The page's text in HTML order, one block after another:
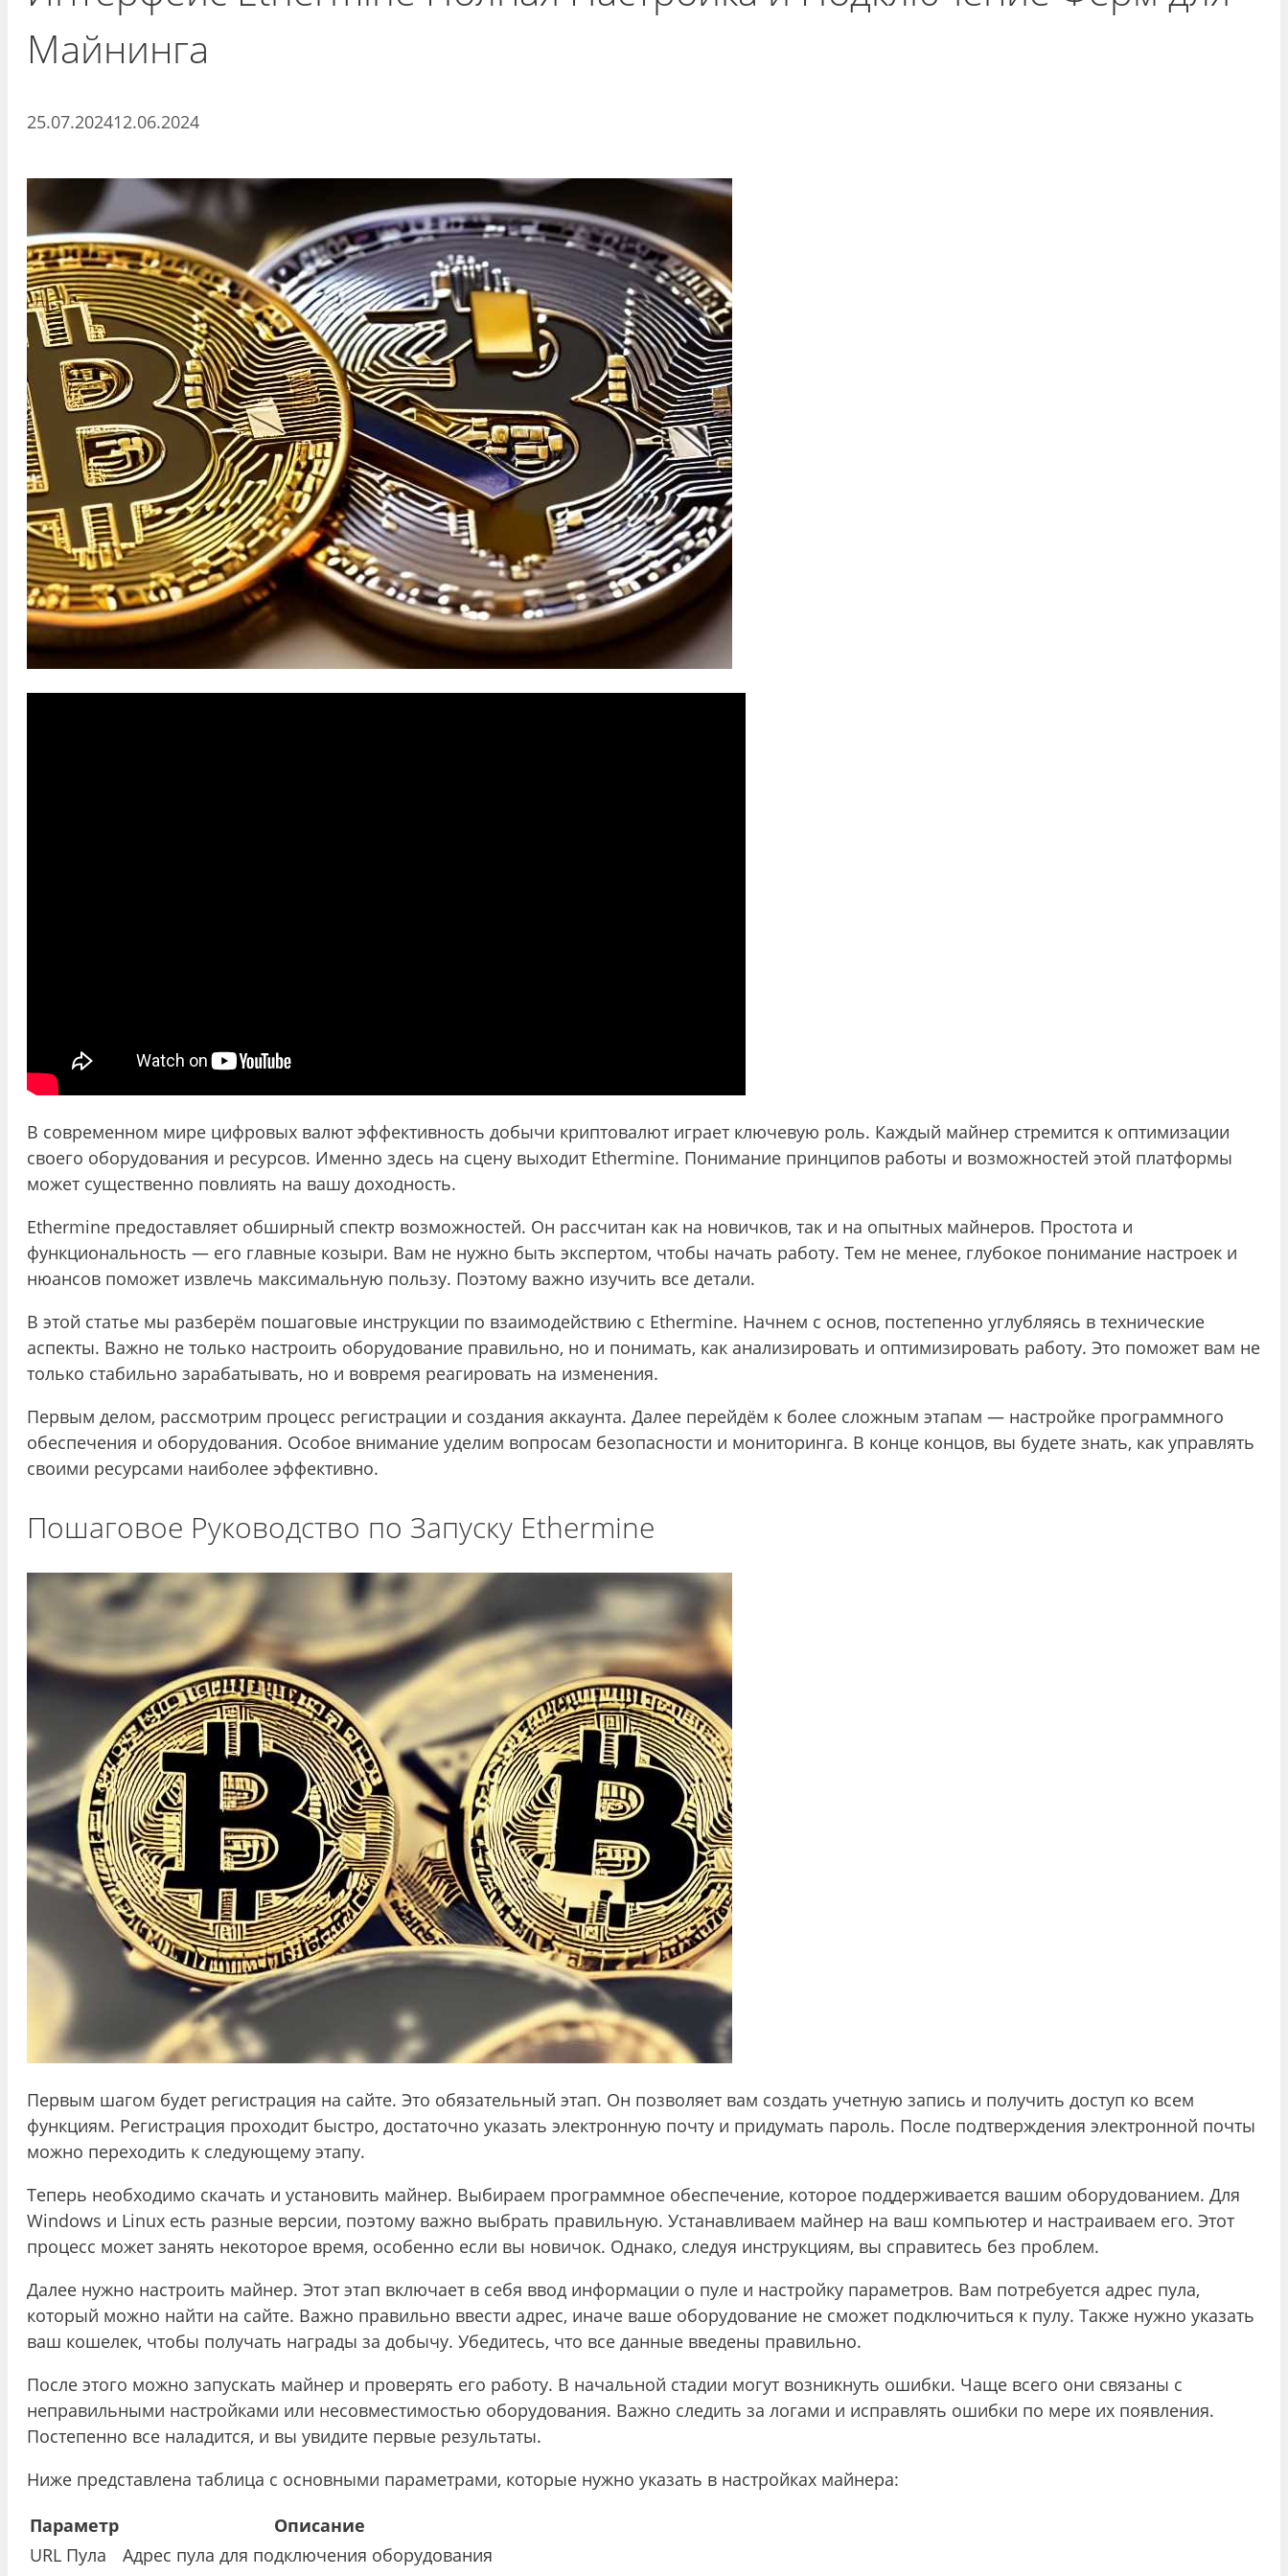
Майнинга
25.07.202412.06.2024
В современном мире цифровых валют эффективность добычи криптовалют играет ключевую роль. Каждый майнер стремится к оптимизации
своего оборудования и ресурсов. Именно здесь на сцену выходит Ethermine. Понимание принципов работы и возможностей этой платформы
может существенно повлиять на вашу доходность.
Ethermine предоставляет обширный спектр возможностей. Он рассчитан как на новичков, так и на опытных майнеров. Простота и
функциональность — его главные козыри. Вам не нужно быть экспертом, чтобы начать работу. Тем не менее, глубокое понимание настроек и
нюансов поможет извлечь максимальную пользу. Поэтому важно изучить все детали.
В этой статье мы разберём пошаговые инструкции по взаимодействию с Ethermine. Начнем с основ, постепенно углубляясь в технические
аспекты. Важно не только настроить оборудование правильно, но и понимать, как анализировать и оптимизировать работу. Это поможет вам не
только стабильно зарабатывать, но и вовремя реагировать на изменения.
Первым делом, рассмотрим процесс регистрации и создания аккаунта. Далее перейдём к более сложным этапам — настройке программного
обеспечения и оборудования. Особое внимание уделим вопросам безопасности и мониторинга. В конце концов, вы будете знать, как управлять
своими ресурсами наиболее эффективно.
Пошаговое Руководство по Запуску Ethermine
Первым шагом будет регистрация на сайте. Это обязательный этап. Он позволяет вам создать учетную запись и получить доступ ко всем
функциям. Регистрация проходит быстро, достаточно указать электронную почту и придумать пароль. После подтверждения электронной почты
можно переходить к следующему этапу.
Теперь необходимо скачать и установить майнер. Выбираем программное обеспечение, которое поддерживается вашим оборудованием. Для
Windows и Linux есть разные версии, поэтому важно выбрать правильную. Устанавливаем майнер на ваш компьютер и настраиваем его. Этот
процесс может занять некоторое время, особенно если вы новичок. Однако, следуя инструкциям, вы справитесь без проблем.
Далее нужно настроить майнер. Этот этап включает в себя ввод информации о пуле и настройку параметров. Вам потребуется адрес пула,
который можно найти на сайте. Важно правильно ввести адрес, иначе ваше оборудование не сможет подключиться к пулу. Также нужно указать
ваш кошелек, чтобы получать награды за добычу. Убедитесь, что все данные введены правильно.
После этого можно запускать майнер и проверять его работу. В начальной стадии могут возникнуть ошибки. Чаще всего они связаны с
неправильными настройками или несовместимостью оборудования. Важно следить за логами и исправлять ошибки по мере их появления.
Постепенно все наладится, и вы увидите первые результаты.
Ниже представлена таблица с основными параметрами, которые нужно указать в настройках майнера:
Параметр
Описание
URL Пула
Адрес пула для подключения оборудования